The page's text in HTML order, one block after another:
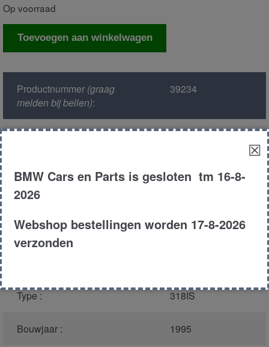
Op voorraad
Ruitmechaniek
Toevoegen aan winkelwagen
Productnummer(graag
melden bij bellen):
39234
Model : E36
Kleur :
Madeiraviolett
Carroserie : Coupe
Type : 318IS
Bouwjaar : 1995
☒
BMW Cars en Parts is gesloten tm 16-8-
2026
Webshop bestellingen worden 17-8-2026
verzonden